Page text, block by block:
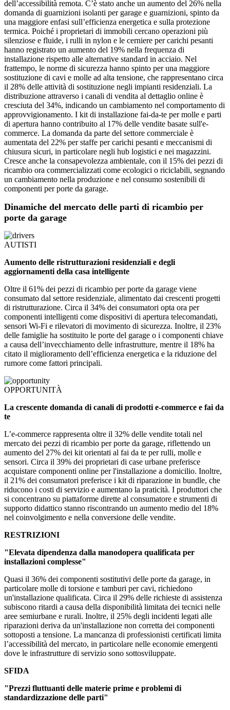
dell’accessibilità remota. C’è stato anche un aumento del 26% nella
domanda di guarnizioni isolanti per garage e guarnizioni, spinto da
una maggiore enfasi sull’efficienza energetica e sulla protezione
termica. Poiché i proprietari di immobili cercano operazioni più
silenziose e fluide, i rulli in nylon e le cerniere per carichi pesanti
hanno registrato un aumento del 19% nella frequenza di
installazione rispetto alle alternative standard in acciaio. Nel
frattempo, le norme di sicurezza hanno spinto per una maggiore
sostituzione di cavi e molle ad alta tensione, che rappresentano circa
il 28% delle attività di sostituzione negli impianti residenziali. La
distribuzione attraverso i canali di vendita al dettaglio online è
cresciuta del 34%, indicando un cambiamento nel comportamento di
approvvigionamento. I kit di installazione fai-da-te per molle e parti
di apertura hanno contribuito al 17% delle vendite basate sull'e-
commerce. La domanda da parte del settore commerciale è
aumentata del 22% per staffe per carichi pesanti e meccanismi di
chiusura sicuri, in particolare negli hub logistici e nei magazzini.
Cresce anche la consapevolezza ambientale, con il 15% dei pezzi di
ricambio ora commercializzati come ecologici o riciclabili, segnando
un cambiamento nella produzione e nel consumo sostenibili di
componenti per porte da garage.
Dinamiche del mercato delle parti di ricambio per
porte da garage
AUTISTI
Aumento delle ristrutturazioni residenziali e degli
aggiornamenti della casa intelligente
Oltre il 61% dei pezzi di ricambio per porte da garage viene
consumato dal settore residenziale, alimentato dai crescenti progetti
di ristrutturazione. Circa il 34% dei consumatori opta ora per
componenti intelligenti come dispositivi di apertura telecomandati,
sensori Wi-Fi e rilevatori di movimento di sicurezza. Inoltre, il 23%
delle famiglie ha sostituito le porte del garage o i componenti chiave
a causa dell’invecchiamento delle infrastrutture, mentre il 18% ha
citato il miglioramento dell’efficienza energetica e la riduzione del
rumore come fattori principali.
OPPORTUNITÀ
La crescente domanda di canali di prodotti e-commerce e fai da
te
L’e-commerce rappresenta oltre il 32% delle vendite totali nel
mercato dei pezzi di ricambio per porte da garage, riflettendo un
aumento del 27% dei kit orientati al fai da te per rulli, molle e
sensori. Circa il 39% dei proprietari di case urbane preferisce
acquistare componenti online per l'installazione a domicilio. Inoltre,
il 21% dei consumatori preferisce i kit di riparazione in bundle, che
riducono i costi di servizio e aumentano la praticità. I produttori che
si concentrano su piattaforme dirette al consumatore e strumenti di
supporto didattico stanno riscontrando un aumento medio del 18%
nel coinvolgimento e nella conversione delle vendite.
RESTRIZIONI
"Elevata dipendenza dalla manodopera qualificata per
installazioni complesse"
Quasi il 36% dei componenti sostitutivi delle porte da garage, in
particolare molle di torsione e tamburi per cavi, richiedono
un'installazione qualificata. Circa il 29% delle richieste di assistenza
subiscono ritardi a causa della disponibilità limitata dei tecnici nelle
aree semiurbane e rurali. Inoltre, il 25% degli incidenti legati alle
riparazioni deriva da un'installazione non corretta dei componenti
sottoposti a tensione. La mancanza di professionisti certificati limita
l’accessibilità del mercato, in particolare nelle economie emergenti
dove le infrastrutture di servizio sono sottosviluppate.
SFIDA
"Prezzi fluttuanti delle materie prime e problemi di
standardizzazione delle parti"